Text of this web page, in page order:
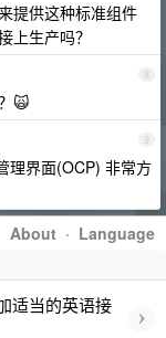
提供这种标准组件
上生产吗？
8
🙀
9
理界面(OCP) 非常方
About · Language
适当的英语接
›